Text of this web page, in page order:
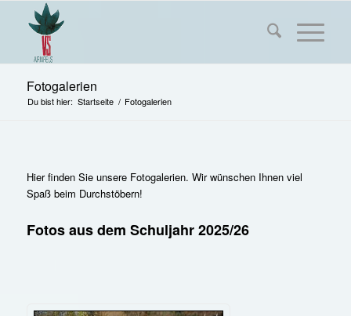
Fotogalerien
Du bist hier: Startseite / Fotogalerien
Hier finden Sie unsere Fotogalerien. Wir wünschen Ihnen viel
Spaß beim Durchstöbern!
Fotos aus dem Schuljahr 2025/26